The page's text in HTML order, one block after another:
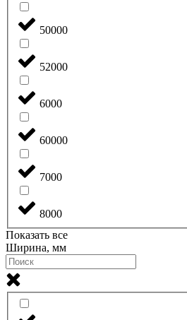
50000
52000
6000
60000
7000
8000
Показать все
Ширина, мм